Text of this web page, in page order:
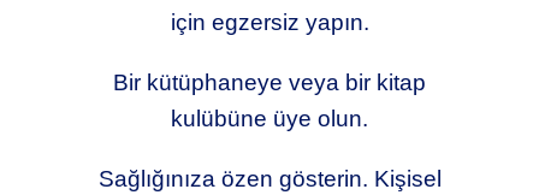
için egzersiz yapın.
Bir kütüphaneye veya bir kitap
kulübüne üye olun.
Sağlığınıza özen gösterin. Kişisel